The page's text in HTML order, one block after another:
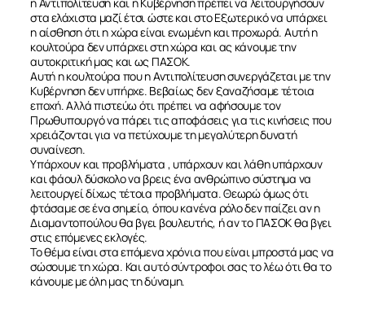
στα ελάχιστα μαζί έτσι ώστε και στο Εξωτερικό να υπάρχει
η αίσθηση ότι η χώρα είναι ενωμένη και προχωρά. Αυτή η
κουλτούρα δεν υπάρχει στη χώρα και ας κάνουμε την
αυτοκριτική μας και ως ΠΑΣΟΚ.
Αυτή η κουλτούρα που η Αντιπολίτευση συνεργάζεται με την
Κυβέρνηση δεν υπήρχε. Βεβαίως δεν ξαναζήσαμε τέτοια
εποχή. Αλλά πιστεύω ότι πρέπει να αφήσουμε τον
Πρωθυπουργό να πάρει τις αποφάσεις για τις κινήσεις που
χρειάζονται για να πετύχουμε τη μεγαλύτερη δυνατή
συναίνεση.
Υπάρχουν και προβλήματα , υπάρχουν και λάθη υπάρχουν
και φάουλ δύσκολο να βρεις ένα ανθρώπινο σύστημα να
λειτουργεί δίχως τέτοια προβλήματα. Θεωρώ όμως ότι
φτάσαμε σε ένα σημείο, όπου κανένα ρόλο δεν παίζει αν η
Διαμαντοπούλου θα βγει βουλευτής, ή αν το ΠΑΣΟΚ θα βγει
στις επόμενες εκλογές.
Το θέμα είναι στα επόμενα χρόνια που είναι μπροστά μας να
σώσουμε τη χώρα. Και αυτό σύντροφοι σας το λέω ότι θα το
κάνουμε με όλη μας τη δύναμη.